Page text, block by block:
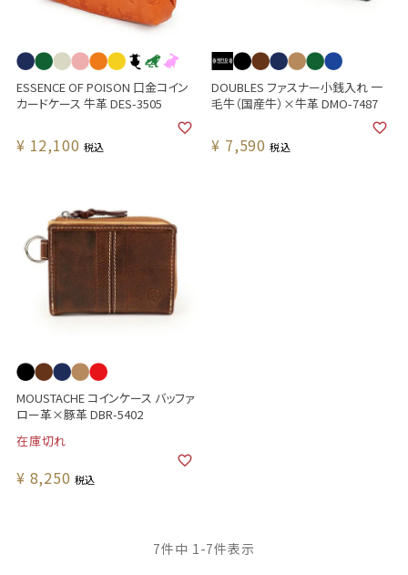
ESSENCE OF POISON 口金コイン
カードケース 牛革 DES-3505
¥ 12,100 税込
DOUBLES ファスナー小銭入れ 一
毛牛（国産牛）×牛革 DMO-7487
¥ 7,590 税込
MOUSTACHE コインケース バッファ
ロー革×豚革 DBR-5402
在庫切れ
¥ 8,250 税込
7件中 1-7件表示